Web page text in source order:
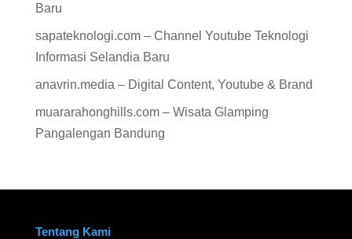
Baru
sapateknologi.com – Channel Youtube Teknologi
Informasi Selandia Baru
anavrin.media – Digital Content, Youtube & Brand
muararahonghills.com – Wisata Glamping
Pangalengan Bandung
Tentang Kami